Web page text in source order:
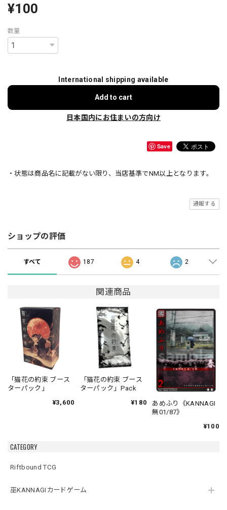
CATEGORY
Riftbound TCG
巫KANNAGIカードゲーム
¥100
数量
International shipping available
Add to cart
日本国内にお住まいの方向け
Save
・状態は商品名に記載がない限り、当店基準でNM以上となります。
通報する
ショップの評価
すべて 187 4 2
関連商品
「猫花の約束 ブース
ターパック」
¥3,600
「猫花の約束 ブース
ターパック」Pack
¥180
あめふり《KANNAGI
無01/87》
¥100